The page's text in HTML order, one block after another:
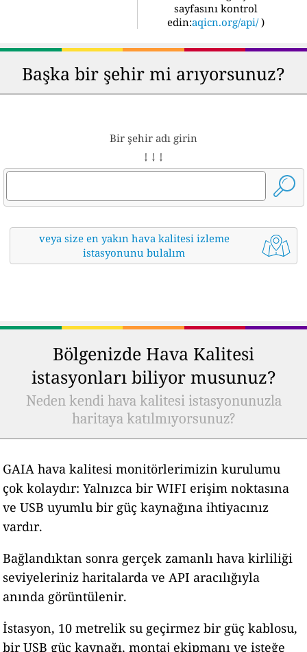
sayfasını kontrol
edin:aqicn.org/api/ )
Başka bir şehir mi arıyorsunuz?
Bir şehir adı girin
↓ ↓ ↓
veya size en yakın hava kalitesi izleme
istasyonunu bulalım
Bölgenizde Hava Kalitesi
istasyonları biliyor musunuz?
Neden kendi hava kalitesi istasyonunuzla
haritaya katılmıyorsunuz?
GAIA hava kalitesi monitörlerimizin kurulumu
çok kolaydır: Yalnızca bir WIFI erişim noktasına
ve USB uyumlu bir güç kaynağına ihtiyacınız
vardır.
Bağlandıktan sonra gerçek zamanlı hava kirliliği
seviyeleriniz haritalarda ve API aracılığıyla
anında görüntülenir.
İstasyon, 10 metrelik su geçirmez bir güç kablosu,
bir USB güç kaynağı, montaj ekipmanı ve isteğe